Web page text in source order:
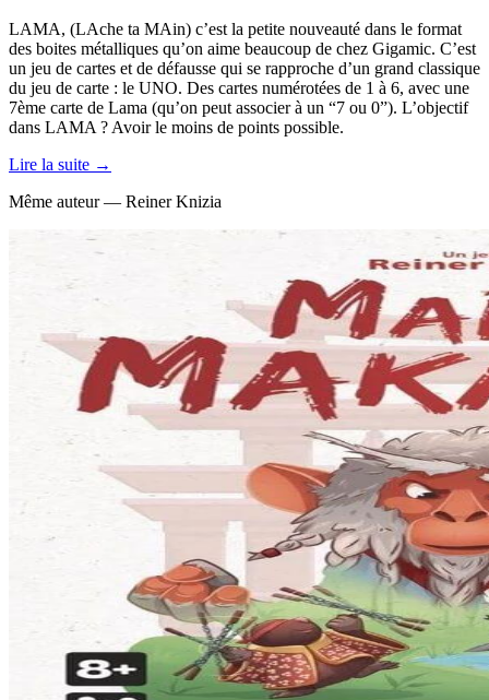
LAMA, (LAche ta MAin) c’est la petite nouveauté dans le format
des boites métalliques qu’on aime beaucoup de chez Gigamic. C’est
un jeu de cartes et de défausse qui se rapproche d’un grand classique
du jeu de carte : le UNO. Des cartes numérotées de 1 à 6, avec une
7ème carte de Lama (qu’on peut associer à un “7 ou 0”). L’objectif
dans LAMA ? Avoir le moins de points possible.
Lire la suite →
Même auteur — Reiner Knizia